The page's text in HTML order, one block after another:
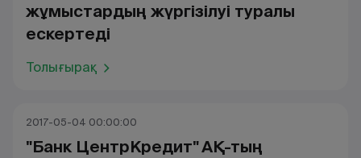
жұмыстардың жүргізілуі туралы
ескертеді
Толығырақ
2017-05-04 00:00:00
"Банк ЦентрКредит" АҚ-тың